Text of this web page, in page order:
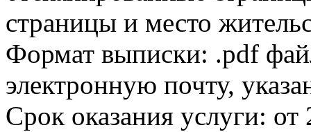
страницы и место
Формат выписки: .pdf
электронную почту,
Срок оказания услуги: от